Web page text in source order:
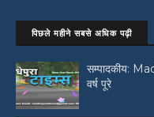
पिछले महीने सबसे अधिक पढ़ी
सम्पादकीय:
वर्ष पूरे